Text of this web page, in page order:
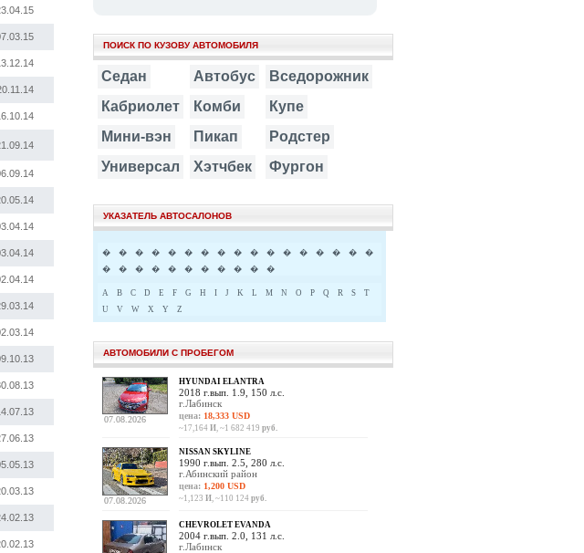
ПОИСК ПО КУЗОВУ АВТОМОБИЛЯ
Седан Автобус
Вседорожник
Кабриолет
Комби
Купе
Мини-вэн
Пикап
Родстер
Универсал
Хэтчбек Фургон
УКАЗАТЕЛЬ АВТОСАЛОНОВ
� � � � � � � � � � � � � � � �
�
�
� � � � � � � � � �
A B C D E F G H I J K L M N O P Q R S
T
U
V W X Y Z
АВТОМОБИЛИ С ПРОБЕГОМ
07.08.2026
HYUNDAI ELANTRA
2018 г.вып. 1.9, 150 л.с.
г.Лабинск
цена: 18,333 USD
~17,164 И, ~1 682 419 руб.
07.08.2026
NISSAN SKYLINE
1990 г.вып. 2.5, 280 л.с.
г.Абинский район
цена: 1,200 USD
~1,123 И, ~110 124 руб.
CHEVROLET EVANDA
2004 г.вып. 2.0, 131 л.с.
г.Лабинск